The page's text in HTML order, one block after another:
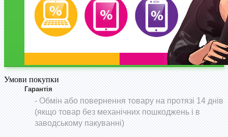
Умови покупки
Гарантія
- Обмін або повернення товару на протязі 14 днів
(якщо товар без механічних пошкоджень і в
заводському пакуванні)